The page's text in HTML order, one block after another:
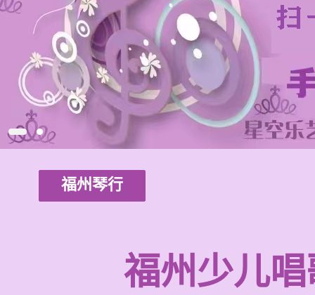
福州琴行
福州少儿